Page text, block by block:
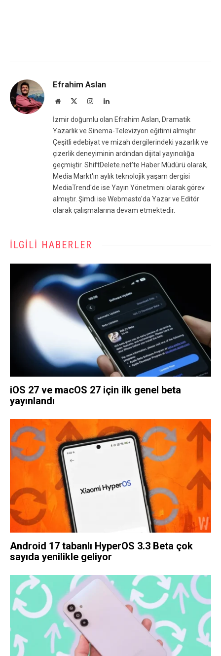
Efrahim Aslan
Website InstagramLinkedIn
İzmir doğumlu olan Efrahim Aslan, Dramatik
Yazarlık ve Sinema-Televizyon eğitimi almıştır.
Çeşitli edebiyat ve mizah dergilerindeki yazarlık ve
çizerlik deneyiminin ardından dijital yayıncılığa
geçmiştir. ShiftDelete.net'te Haber Müdürü olarak,
Media Markt'ın aylık teknolojik yaşam dergisi
MediaTrend'de ise Yayın Yönetmeni olarak görev
almıştır. Şimdi ise Webmasto'da Yazar ve Editör
olarak çalışmalarına devam etmektedir.
İLGILI HABERLER
iOS 27 ve macOS 27 için ilk genel beta
yayınlandı
Android 17 tabanlı HyperOS 3.3 Beta çok
sayıda yenilikle geliyor